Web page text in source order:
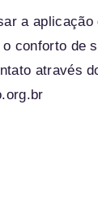
a
conforto de
através